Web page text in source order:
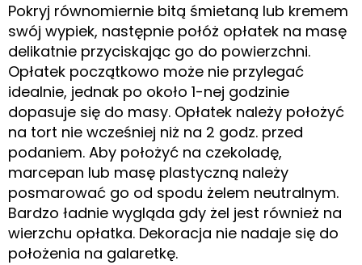
Pokryj równomiernie bitą śmietaną lub kremem
swój wypiek, następnie połóż opłatek na masę
delikatnie przyciskając go do powierzchni.
Opłatek początkowo może nie przylegać
idealnie, jednak po około 1-nej godzinie
dopasuje się do masy. Opłatek należy położyć
na tort nie wcześniej niż na 2 godz. przed
podaniem. Aby położyć na czekoladę,
marcepan lub masę plastyczną należy
posmarować go od spodu żelem neutralnym.
Bardzo ładnie wygląda gdy żel jest również na
wierzchu opłatka. Dekoracja nie nadaje się do
położenia na galaretkę.